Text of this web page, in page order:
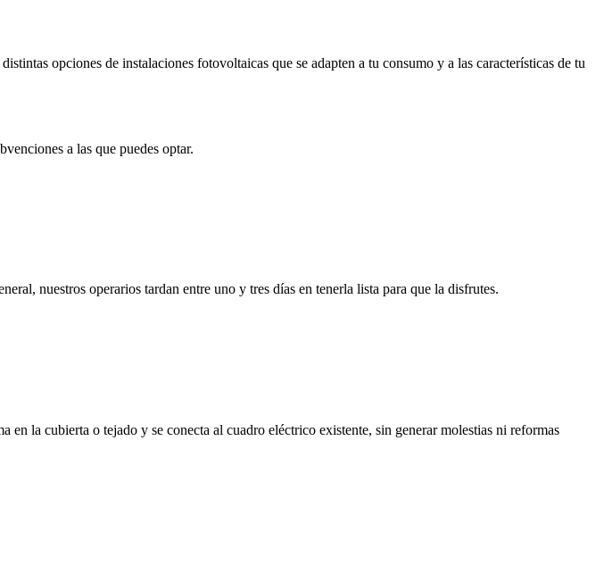
opciones de instalaciones fotovoltaicas que se adapten a tu consumo y a las características de tu
a las que puedes optar.
nuestros operarios tardan entre uno y tres días en tenerla lista para que la disfrutes.
la cubierta o tejado y se conecta al cuadro eléctrico existente, sin generar molestias ni reformas